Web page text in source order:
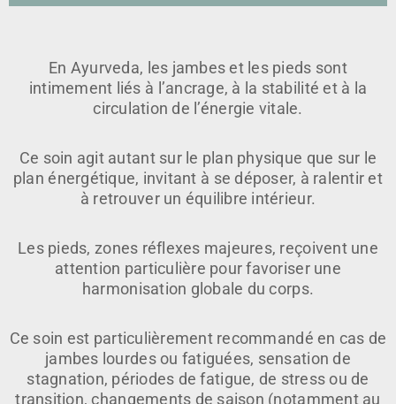
En Ayurveda, les jambes et les pieds sont
intimement liés à l’ancrage, à la stabilité et à la
circulation de l’énergie vitale.
Ce soin agit autant sur le plan physique que sur le
plan énergétique, invitant à se déposer, à ralentir et
à retrouver un équilibre intérieur.
Les pieds, zones réflexes majeures, reçoivent une
attention particulière pour favoriser une
harmonisation globale du corps.
Ce soin est particulièrement recommandé en cas de
jambes lourdes ou fatiguées, sensation de
stagnation, périodes de fatigue, de stress ou de
transition, changements de saison (notamment au